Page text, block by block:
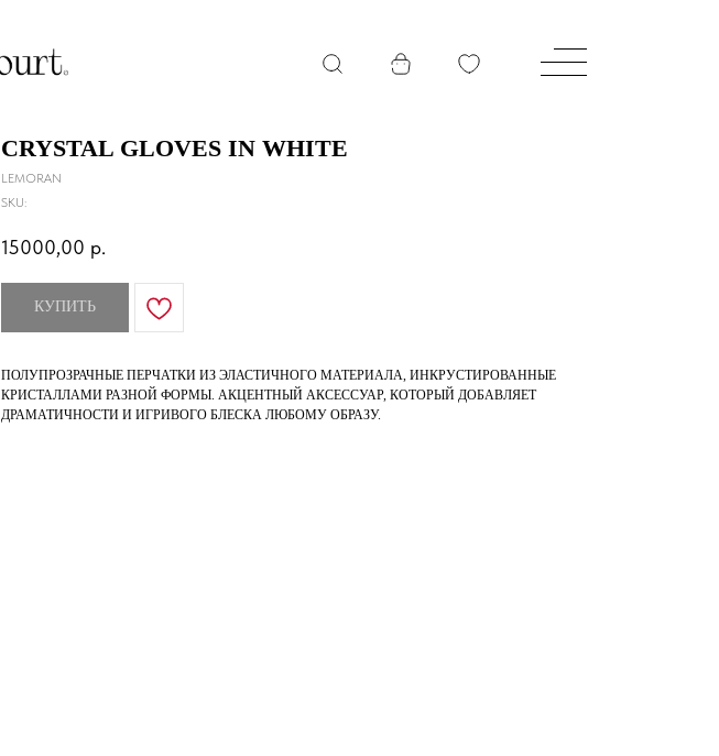
CRYSTAL GLOVES IN WHITE
LEMORAN
SKU:
15000,00 р.
КУПИТЬ
ПОЛУПРОЗРАЧНЫЕ ПЕРЧАТКИ ИЗ ЭЛАСТИЧНОГО МАТЕРИАЛА, ИНКРУСТИРОВАННЫЕ
КРИСТАЛЛАМИ РАЗНОЙ ФОРМЫ. АКЦЕНТНЫЙ АКСЕССУАР, КОТОРЫЙ ДОБАВЛЯЕТ
ДРАМАТИЧНОСТИ И ИГРИВОГО БЛЕСКА ЛЮБОМУ ОБРАЗУ.